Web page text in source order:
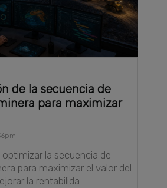
de la secuencia de
para maximizar
la secuencia de
para maximizar el valor del
la rentabilida . . .